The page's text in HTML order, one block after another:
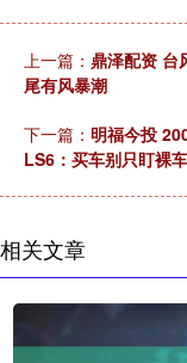
上一篇： 鼎泽配资 台
尾有风暴潮
下一篇： 明福今投
LS6：买车别只盯裸
相关文章